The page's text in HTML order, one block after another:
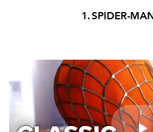
1. SPIDER-